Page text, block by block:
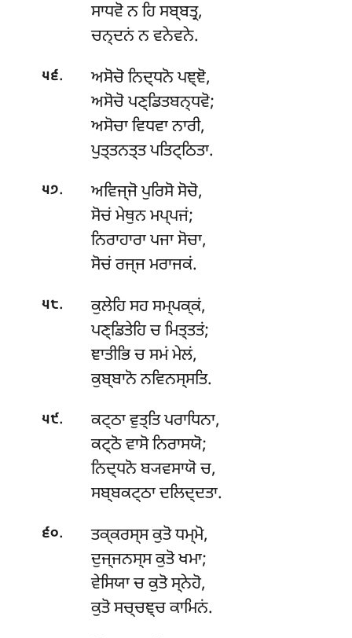
ਸਾਧਵੋ ਨ ਹਿ ਸਬ੍ਬਤ੍ਰ,
ਚਨ੍ਦਨਂ ਨ ਵਨੇਵਨੇ.
੫੬. ਅਸੋਚੋਨਿਦ੍ਧਨੋ ਪਞ੍ਞੋ,
ਅਸੋਚੋ ਪਣ੍ਡਿਤਬਨ੍ਧਵੋ;
ਅਸੋਚਾ ਵਿਧਵਾ ਨਾਰੀ,
ਪੁਤ੍ਤਨਤ੍ਤ ਪਤਿਟ੍ਠਿਤਾ.
੫੭.
ਅਵਿਜ੍ਜੋ ਪੁਰਿਸੋ ਸੋਚੋ,
ਸੋਚਂ ਮੇਥੁਨ ਮਪ੍ਪਜਂ;
ਨਿਰਾਹਾਰਾ ਪਜਾ ਸੋਚਾ,
ਸੋਚਂ ਰਜ੍ਜ ਮਰਾਜਕਂ.
੫੮. ਕੁਲੇਹਿਸਹ ਸਮ੍ਪਕ੍ਕਂ,
ਪਣ੍ਡਿਤੇਹਿ ਚ ਮਿਤ੍ਤਤਂ;
ਞਾਤੀਭਿ ਚ ਸਮਂ ਮੇਲਂ,
ਕੁਬ੍ਬਾਨੋ ਨਵਿਨਸ੍ਸਤਿ.
੫੯. ਕਟ੍ਠਾਵੁਤ੍ਤਿ ਪਰਾਧਿਨਾ,
ਕਟ੍ਠੋ ਵਾਸੋ ਨਿਰਾਸਯੋ;
ਨਿਦ੍ਧਨੋ ਬ੍ਯਵਸਾਯੋ ਚ,
ਸਬ੍ਬਕਟ੍ਠਾ ਦਲਿਦ੍ਦਤਾ.
੬੦.
ਤਕ੍ਕਰਸ੍ਸ ਕੁਤੋ ਧਮ੍ਮੋ,
ਦੁਜ੍ਜਨਸ੍ਸ ਕੁਤੋ ਖਮਾ;
ਵੇਸਿਯਾ ਚ ਕੁਤੋ ਸ੍ਨੇਹੋ,
ਕੁਤੋ ਸਚ੍ਚਞ੍ਚ ਕਾਮਿਨਂ.